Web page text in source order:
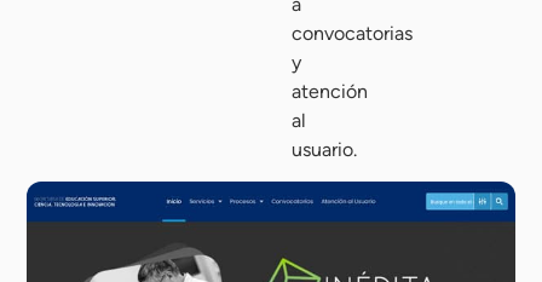
convocatorias
y
atención
al
usuario.